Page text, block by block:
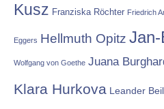
Kusz Franziska Röchter Friedrich
Eggers Hellmuth Opitz
Wolfgang von Goethe Juana
Klara Hurkova Leander Beil